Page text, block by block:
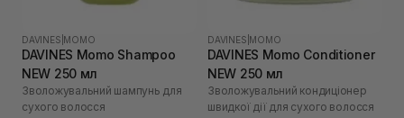
DAVINES MOMO
DAVINES Momo Shampoo
NEW 250 мл
Зволожувальний шампунь для
сухого волосся
DAVINES MOMO
DAVINES Momo Conditioner
NEW 250 мл
Зволожувальний кондиціонер
швидкої дії для сухого волосся